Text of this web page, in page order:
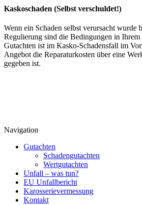
Kaskoschaden (Selbst verschuldet!)
Wenn ein Schaden selbst verursacht
Regulierung sind die Bedingungen in
Gutachten ist im Kasko-Schadensfall im
Angebot die Reparaturkosten über eine
gegeben ist.
Navigation
Gutachten
Schadengutachten
Wertgutachten
Unfall – was tun?
EU Unfallbericht
Karosserievermessung
Kontakt